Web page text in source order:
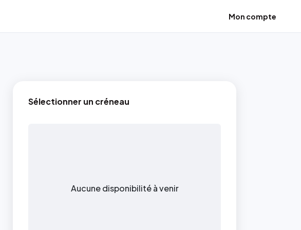
Mon compte
Sélectionner un créneau
Aucune disponibilité à venir